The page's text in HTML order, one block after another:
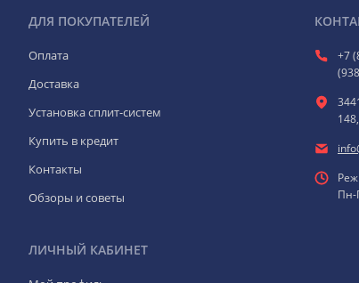
ДЛЯ ПОКУПАТЕЛЕЙ
Оплата
Доставка
Установка сплит-систем
Купить в кредит
Контакты
Обзоры и советы
ЛИЧНЫЙ КАБИНЕТ
+7
Пн-